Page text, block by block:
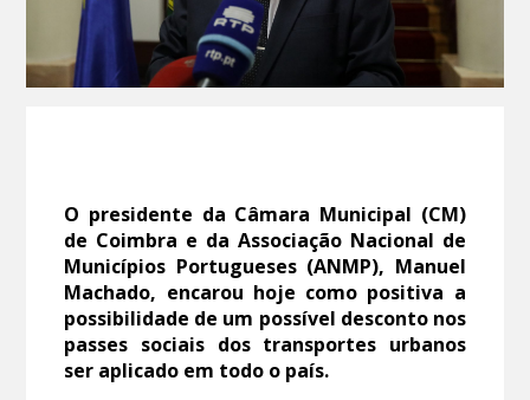
O presidente da Câmara Municipal (CM)
de Coimbra e da Associação Nacional de
Municípios Portugueses (ANMP), Manuel
Machado, encarou hoje como positiva a
possibilidade de um possível desconto nos
passes sociais dos transportes urbanos
ser aplicado em todo o país.